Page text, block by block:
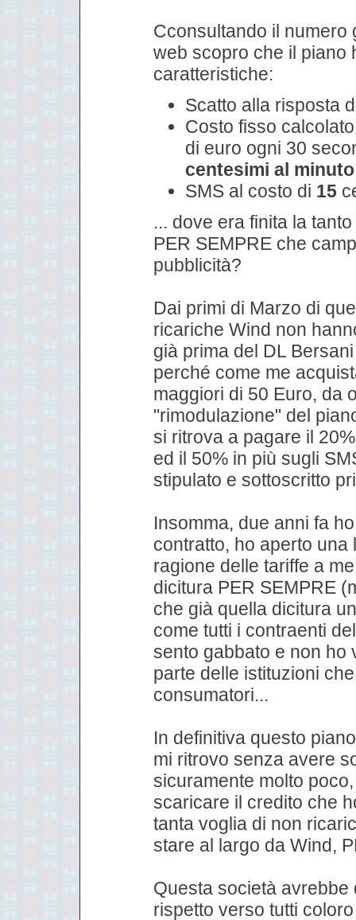
Cconsultando il numero
web scopro che il piano
caratteristiche:
Scatto alla risposta
Costo fisso
di euro ogni 30
centesimi al minuto
SMS al costo di 15
... dove era finita la
PER SEMPRE che
pubblicità?
Dai primi di Marzo di
ricariche Wind non
già prima del DL
perché come me
maggiori di 50 Euro, da
"rimodulazione" del
si ritrova a pagare il
ed il 50% in più sugli
stipulato e sottoscritto
Insomma, due anni fa
contratto, ho aperto una
ragione delle tariffe a
dicitura PER SEMPRE
che già quella dicitura
come tutti i contraenti
sento gabbato e non ho
parte delle istituzioni
consumatori...
In definitiva questo
mi ritrovo senza avere
sicuramente molto
scaricare il credito che
tanta voglia di non
stare al largo da Wind,
Questa società avrebbe
rispetto verso tutti